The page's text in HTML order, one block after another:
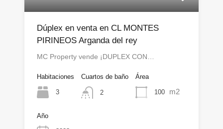
Dúplex en venta en CL MONTES
PIRINEOS Arganda del rey
MC Property vende ¡DUPLEX CON…
Habitaciones
3
Cuartos de baño
2
Área
100 m2
Año